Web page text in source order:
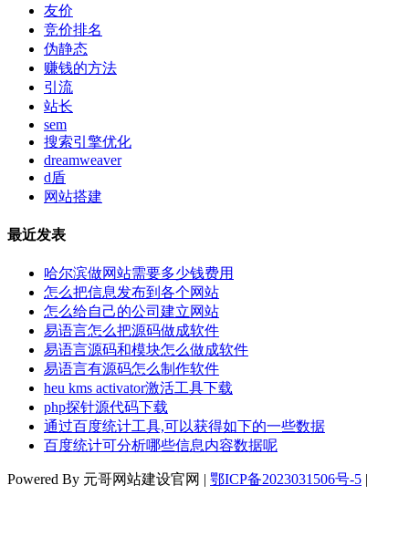
友价
竞价排名
伪静态
赚钱的方法
引流
站长
sem
搜索引擎优化
dreamweaver
d盾
网站搭建
最近发表
哈尔滨做网站需要多少钱费用
怎么把信息发布到各个网站
怎么给自己的公司建立网站
易语言怎么把源码做成软件
易语言源码和模块怎么做成软件
易语言有源码怎么制作软件
heu kms activator激活工具下载
php探针源代码下载
通过百度统计工具,可以获得如下的一些数据
百度统计可分析哪些信息内容数据呢
Powered By 元哥网站建设官网 | 鄂ICP备2023031506号-5 |